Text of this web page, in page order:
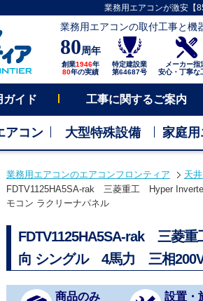
業務用エアコンが激安【
業務用エアコンの取付工事と機
80周年
創業1946年
80年の実績
特定建設業
第64687号
メーカー指
安心・丁寧な
ガイド 工事に関するご案内
アコン 大型特殊設備 家庭
業務用エアコンのエアコンフロンティア
天
FDTV1125HA5SA-rak 三菱重工 Hyper
モコン ラクリーナパネル
FDTV1125HA5SA-rak 三菱
向 シングル 4馬力 三相
商品のみ
設置・